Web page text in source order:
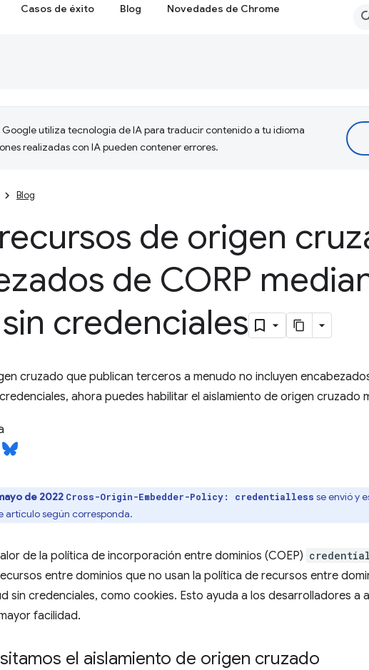
Casos de éxito Blog Novedades de Chrome
Google utiliza tecnología de IA para traducir contenido a tu idioma
realizadas con IA pueden contener errores.
Blog
de origen
de CORP
credenciales
cruzado que publican terceros a menudo no incluyen
ahora puedes habilitar el aislamiento de origen cruzado
de 2022 Cross-Origin-Embedder-Policy: credentialless se envió y
artículo según corresponda.
de la política de incorporación entre dominios (COEP)
entre dominios que no usan la política de recursos entre
sin credenciales, como cookies. Esto ayuda a los desarrolladores a
facilidad.
el aislamiento de origen cruzado